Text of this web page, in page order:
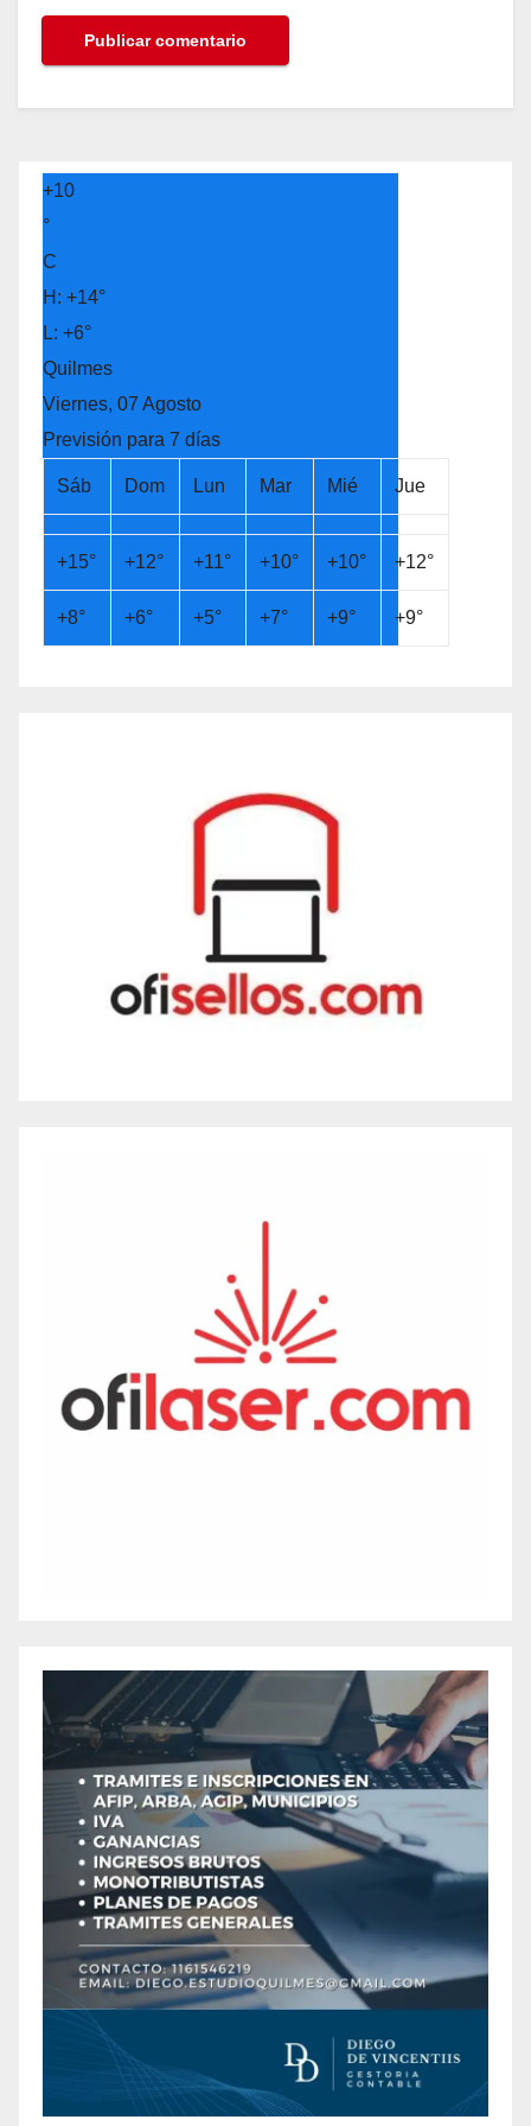
+10
°
C
H: +14°
L: +6°
Quilmes
Viernes, 07 Agosto
Previsión para 7 días
Sáb Dom Lun Mar Mié Jue
+15° +12° +11° +10° +10° +12°
+8° +6° +5° +7° +9° +9°